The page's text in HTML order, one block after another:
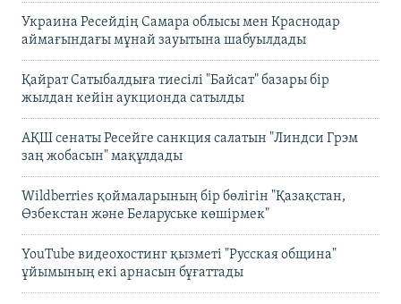
Украина Ресейдің Самара облысы мен Краснодар
аймағындағы мұнай зауытына шабуылдады
Қайрат Сатыбалдыға тиесілі "Байсат" базары бір
жылдан кейін аукционда сатылды
АҚШ сенаты Ресейге санкция салатын "Линдси Грэм
заң жобасын" мақұлдады
Wildberries қоймаларының бір бөлігін "Қазақстан,
Өзбекстан және Беларуське көшірмек"
YouTube видеохостинг қызметі "Русская община"
ұйымының екі арнасын бұғаттады